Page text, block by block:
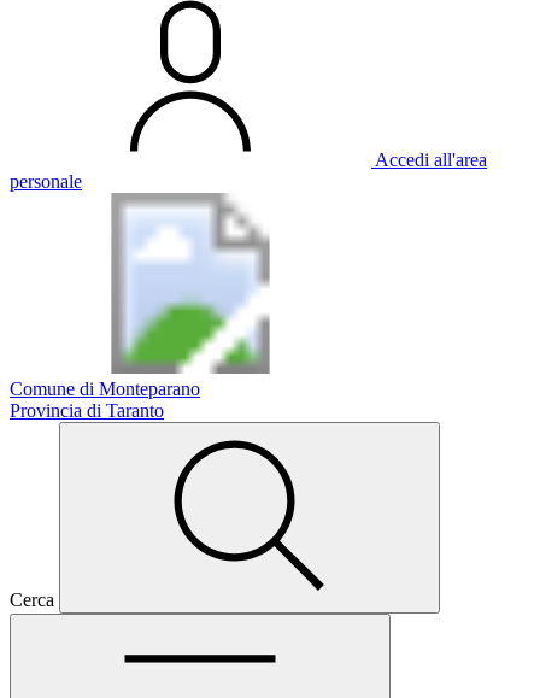
Accedi all'area
personale
Comune di Monteparano
Provincia di Taranto
Cerca